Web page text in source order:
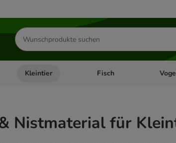
Produkte
suchen
& Zubehör
Kategorie-Menü öffnen: Hundefutter & Zubehör
Kleintier Kategorie-Menü öffnen:
Fisch
Nistmaterial für